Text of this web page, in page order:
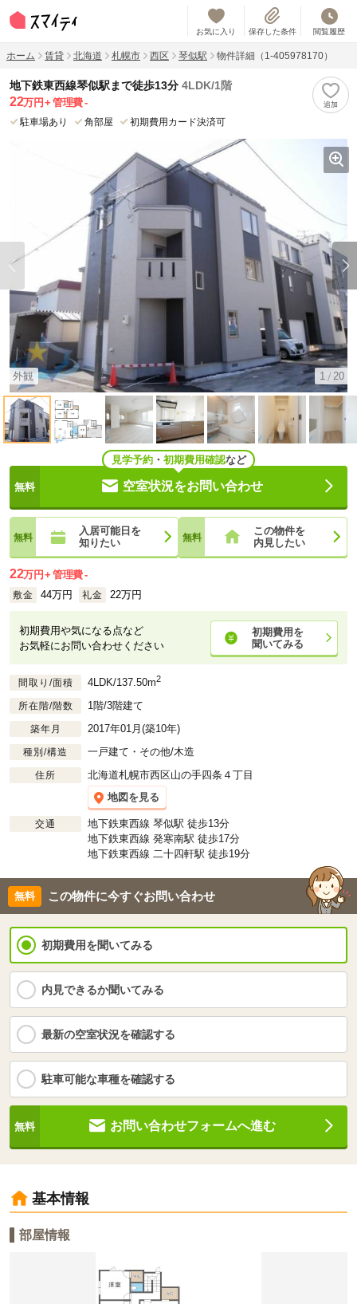
お気に入り 保存した条件 閲覧履歴
ホーム 賃貸 北海道 札幌市 西区 琴似駅 物件詳細（1-405978170）
地下鉄東西線琴似駅まで徒歩13分 4LDK/1階
22万円 管理費-
駐車場あり 角部屋 初期費用カード決済可
外観 1 20
見学予約・ 初期費用確認など
空室状況をお問い合わせ
入居可能日を
知りたい
この物件を
内見したい
22万円 管理費-
敷金 44万円 礼金 22万円
初期費用や気になる点など
お気軽にお問い合わせください
初期費用を
聞いてみる
間取り/面積 4LDK/137.50m2
所在階/階数 1階/3階建て
築年月 2017年01月(築10年)
種別/構造 一戸建て・その他/木造
住所
北海道札幌市西区山の手四条４丁目
地図を見る
交通
地下鉄東西線 琴似駅 徒歩13分
地下鉄東西線 発寒南駅 徒歩17分
地下鉄東西線 二十四軒駅 徒歩19分
この物件に今すぐお問い合わせ
初期費用を聞いてみる
内見できるか聞いてみる
最新の空室状況を確認する
駐車可能な車種を確認する
お問い合わせフォームへ進む
基本情報
部屋情報